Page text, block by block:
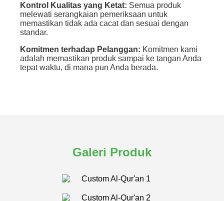
Kontrol Kualitas yang Ketat: Semua produk
melewati serangkaian pemeriksaan untuk
memastikan tidak ada cacat dan sesuai dengan
standar.
Komitmen terhadap Pelanggan: Komitmen kami
adalah memastikan produk sampai ke tangan Anda
tepat waktu, di mana pun Anda berada.
Galeri Produk